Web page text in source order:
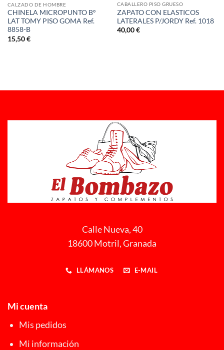
CALZADO DE HOMBRE
CHINELA MICROPUNTO Bº
LAT TOMY PISO GOMA Ref.
8858-B
15,50€
CABALLERO PISO GRUESO
ZAPATO CON ELASTICOS
LATERALES P/JORDY Ref. 1018
40,00€
Calle Nueva, 40
18600 Motril, Granada
LLÁMANOS E-MAIL
Mi cuenta
Mis pedidos
Mi información